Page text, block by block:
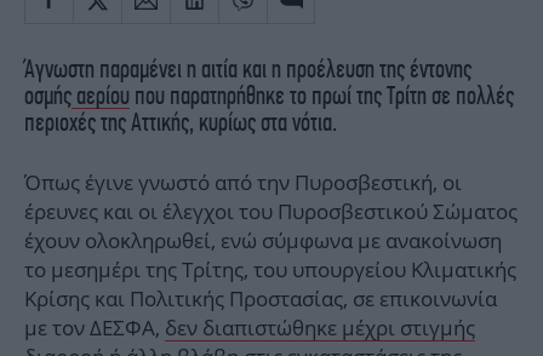
Άγνωστη παραμένει η αιτία και η προέλευση της έντονης
οσμής αερίου που παρατηρήθηκε το πρωί της Τρίτη σε πολλές
περιοχές της Αττικής, κυρίως στα νότια.
Όπως έγινε γνωστό από την Πυροσβεστική, οι
έρευνες και οι έλεγχοι του Πυροσβεστικού Σώματος
έχουν ολοκληρωθεί, ενώ σύμφωνα με ανακοίνωση
το μεσημέρι της Τρίτης, του υπουργείου Κλιματικής
Κρίσης και Πολιτικής Προστασίας, σε επικοινωνία
με τον ΔΕΣΦΑ, δεν διαπιστώθηκε μέχρι στιγμής